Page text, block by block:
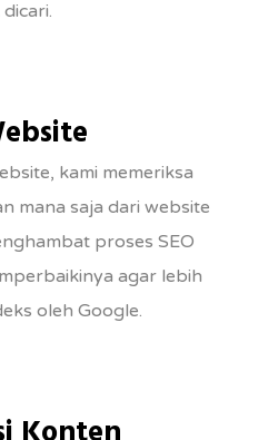
kami memeriksa
mana saja dari website
proses SEO
agar lebih
oleh Google.